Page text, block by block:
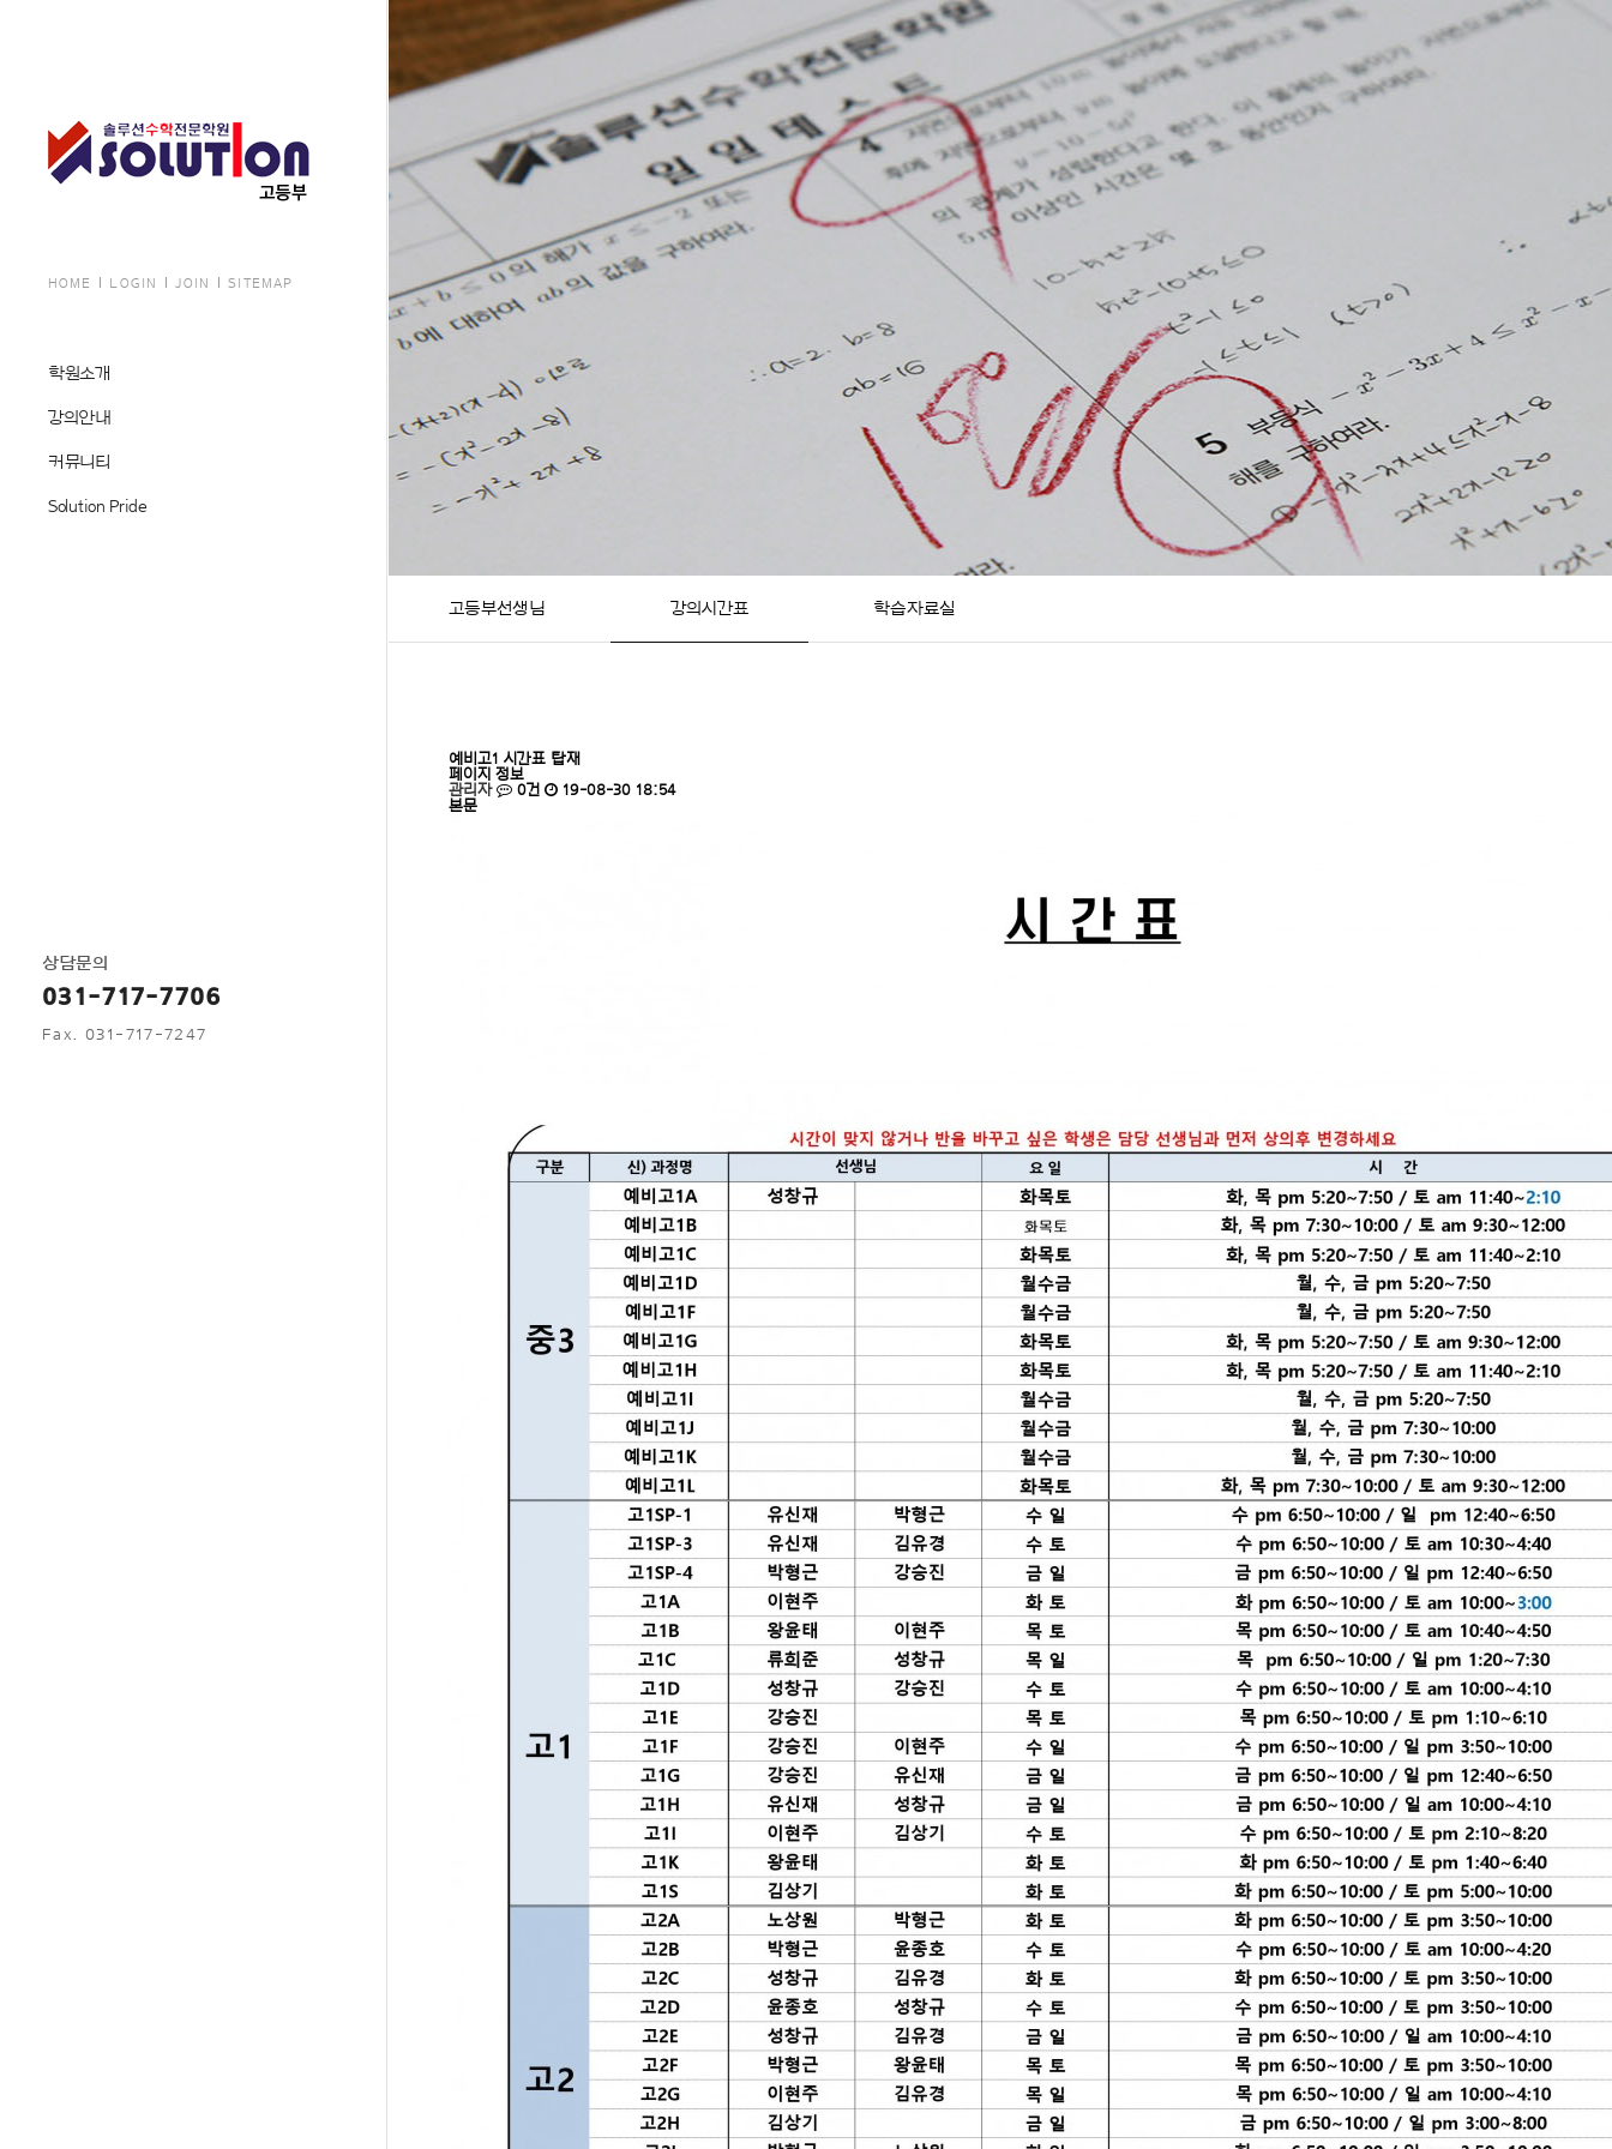
HOME LOGIN JOIN SITEMAP
학원소개
강의안내
커뮤니티
Solution Pride
상담문의
031-717-7706
Fax. 031-717-7247
고등부선생님 강의시간표 학습자료실
예비고1 시간표 탑재
페이지 정보
관리자
0건
19-08-30 18:54
본문